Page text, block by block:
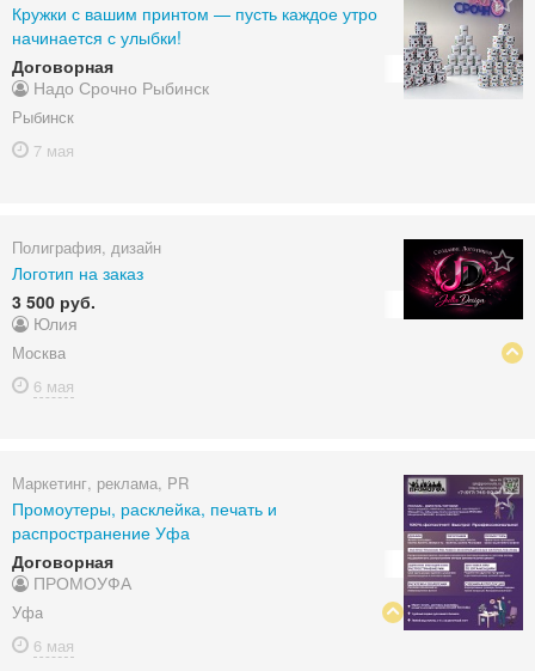
Кружки с вашим принтом — пусть каждое утро
начинается с улыбки!
Договорная
Надо Срочно Рыбинск
Рыбинск
7 мая
Полиграфия, дизайн
Логотип на заказ
3 500 руб.
Юлия
Москва
6 мая
Маркетинг, реклама, PR
Промоутеры, расклейка, печать и
распространение Уфа
Договорная
ПРОМОУФА
Уфа
6 мая